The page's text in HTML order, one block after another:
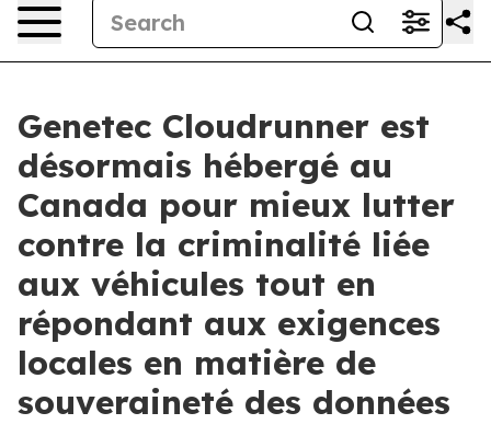
Genetec Cloudrunner est
désormais hébergé au
Canada pour mieux lutter
contre la criminalité liée
aux véhicules tout en
répondant aux exigences
locales en matière de
souveraineté des données